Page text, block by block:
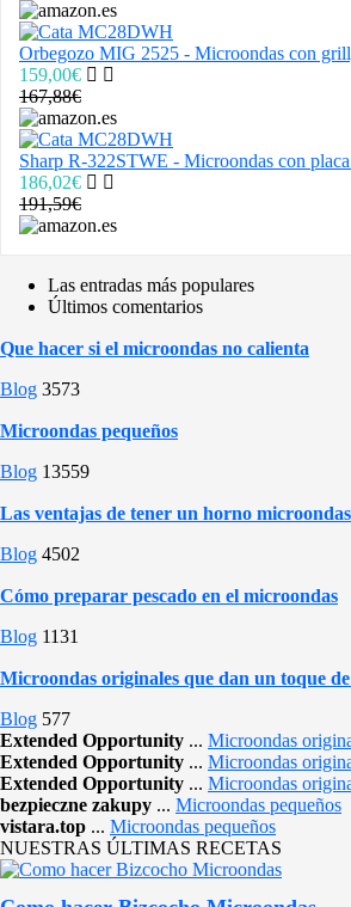
Orbegozo MIG 2525 - Microondas con
159,00€
167,88€
Sharp R-322STWE - Microondas con
186,02€
191,59€
Las entradas más populares
Últimos comentarios
Que hacer si el microondas no calienta
Blog 3573
Microondas pequeños
Blog 13559
Las ventajas de tener un horno
Blog 4502
Cómo preparar pescado en el microondas
Blog 1131
Microondas originales que dan un toque
Blog 577
Extended Opportunity ... Microondas
Extended Opportunity ... Microondas
Extended Opportunity ... Microondas
bezpieczne zakupy ... Microondas pequeños
vistara.top ... Microondas pequeños
NUESTRAS ÚLTIMAS RECETAS